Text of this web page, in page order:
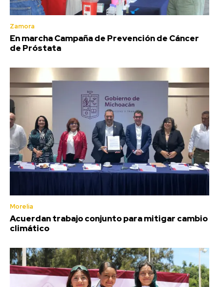
Zamora
En marcha Campaña de Prevención de Cáncer
de Próstata
Morelia
Acuerdan trabajo conjunto para mitigar cambio
climático